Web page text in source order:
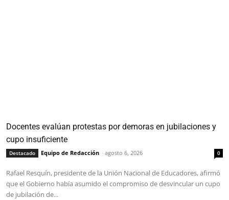
Docentes evalúan protestas por demoras en jubilaciones y
cupo insuficiente
Destacado Equipo de Redacción - agosto 6, 2026 0
Rafael Resquín, presidente de la Unión Nacional de Educadores, afirmó
que el Gobierno había asumido el compromiso de desvincular un cupo
de jubilación de...